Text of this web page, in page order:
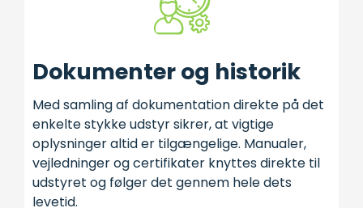
Dokumenter og historik
Med samling af dokumentation direkte på det
enkelte stykke udstyr sikrer, at vigtige
oplysninger altid er tilgængelige. Manualer,
vejledninger og certifikater knyttes direkte til
udstyret og følger det gennem hele dets
levetid.